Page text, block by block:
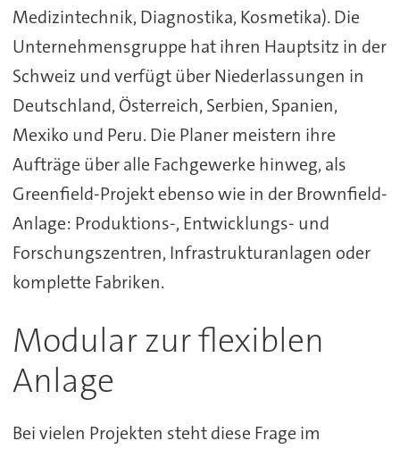
Medizintechnik, Diagnostika, Kosmetika). Die
Unternehmensgruppe hat ihren Hauptsitz in der
Schweiz und verfügt über Niederlassungen in
Deutschland, Österreich, Serbien, Spanien,
Mexiko und Peru. Die Planer meistern ihre
Aufträge über alle Fachgewerke hinweg, als
Greenfield-Projekt ebenso wie in der Brownfield-
Anlage: Produktions-, Entwicklungs- und
Forschungszentren, Infrastrukturanlagen oder
komplette Fabriken.
Modular zur flexiblen
Anlage
Bei vielen Projekten steht diese Frage im